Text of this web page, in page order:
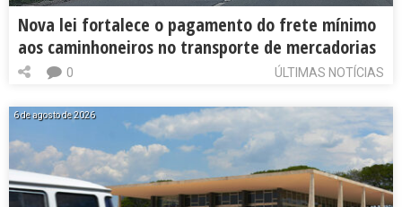
Nova lei fortalece o pagamento do frete mínimo
aos caminhoneiros no transporte de mercadorias
ÚLTIMAS NOTÍCIAS
0
6 de agosto de 2026